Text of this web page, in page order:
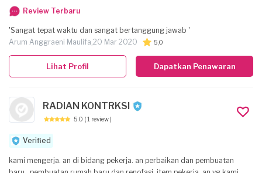
ibu/bapa.berkenan Dengan layanan jasa dari kami penyedia jasa siap
membantu melayani anda semua.terimaksih hormat kami mahfudin
sejasa.com
Review Terbaru
'Sangat tepat waktu dan sangat bertanggung jawab '
Arum Anggraeni Maulifa,20 Mar 2020 5,0
Dapatkan Penawaran
Lihat Profil
RADIAN KONTRKSI
5.0 ( 1 review )
Verified
kami mengerja. an di bidang pekerja. an perbaikan dan pembuatan